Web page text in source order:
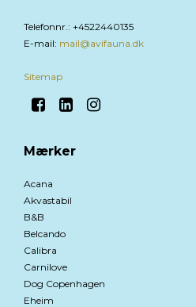
Telefonnr. : +4522440135
E-mail: mail@avifauna.dk
Sitemap
Mærker
Acana
Akvastabil
B&B
Belcando
Calibra
Carnilove
Dog Copenhagen
Eheim